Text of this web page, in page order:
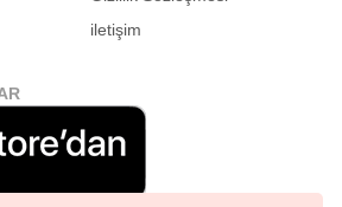
iletişim